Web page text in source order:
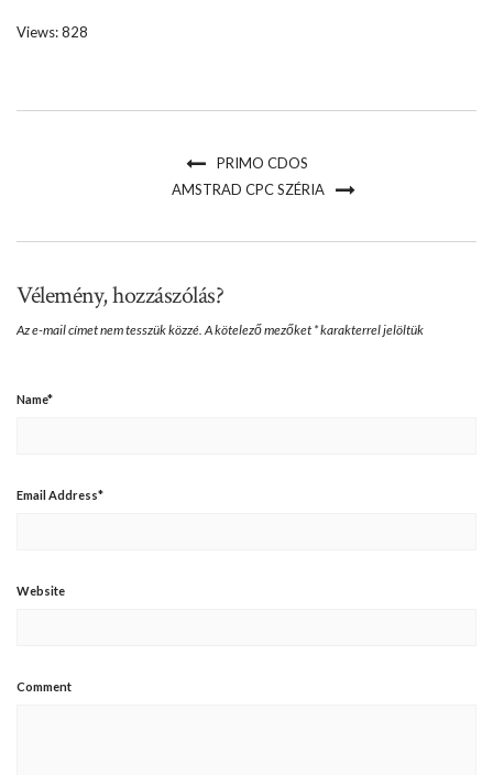
Views: 828
PRIMO CDOS
AMSTRAD CPC SZÉRIA
Vélemény, hozzászólás?
Az e-mail címet nem tesszük közzé. A kötelező mezőket *karakterrel jelöltük
Name*
Email Address*
Website
Comment